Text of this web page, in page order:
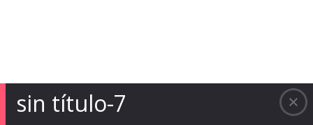
sin título-7